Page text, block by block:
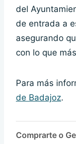
del
de entrada a
asegurando
con lo que
Para más
de Badajoz.
Comprarte o